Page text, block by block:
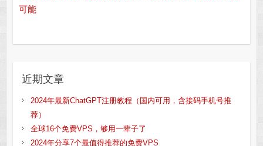
可能
近期文章
2024年最新ChatGPT注册教程（国内可用，含接码手机号推
荐）
全球16个免费VPS，够用一辈子了
2024年分享7个最值得推荐的免费VPS